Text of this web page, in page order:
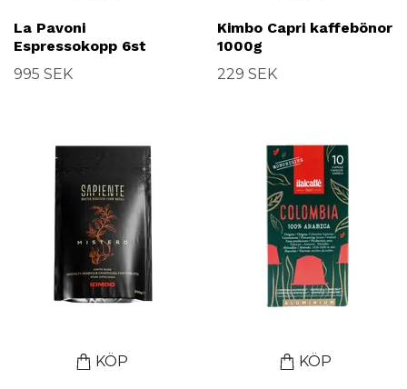
La Pavoni
Espressokopp 6st
995 SEK
Kimbo Capri kaffebönor
1000g
229 SEK
KÖP KÖP